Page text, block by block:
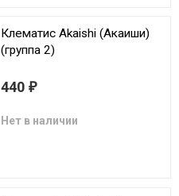
Клематис Akaishi (Акаиши)
(группа 2)
440 ₽
Нет в наличии